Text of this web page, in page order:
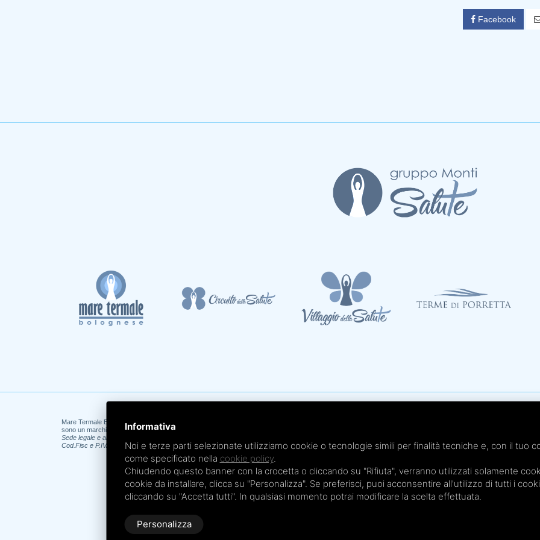
Facebook
Mare Termale Bolognese e
Circuito della Salute +
sono un marchio di
TRE EFFE s.r.l.
Sede legale e amministrativa: Via Irnerio 12/2 - 40126 Bologna - Tel/fax 051.4210046
Cod.Fisc e P.IVA 04045610377 - R.E.A. BO n. 334452 - R.I. BO n. 56601 - Cap. Soc. € 20.000,00 i.v.
Informativa
Noi e terze parti selezionate utilizziamo cookie o tecnologie simili per finalità tecniche e, con il tuo
come specificato nella cookie policy.
Chiudendo questo banner con la crocetta o cliccando su "Rifiuta", verranno utilizzati solamente
cookie da installare, clicca su "Personalizza". Se preferisci, puoi acconsentire all'utilizzo di tutti i
cliccando su "Accetta tutti". In qualsiasi momento potrai modificare la scelta effettuata.
Personalizza